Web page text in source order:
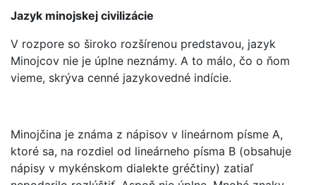
Jazyk minojskej civilizácie
V rozpore so široko rozšírenou predstavou, jazyk
Minojcov nie je úplne neznámy. A to málo, čo o ňom
vieme, skrýva cenné jazykovedné indície.
Minojčina je známa z nápisov v lineárnom písme A,
ktoré sa, na rozdiel od lineárneho písma B (obsahuje
nápisy v mykénskom dialekte gréčtiny) zatiaľ